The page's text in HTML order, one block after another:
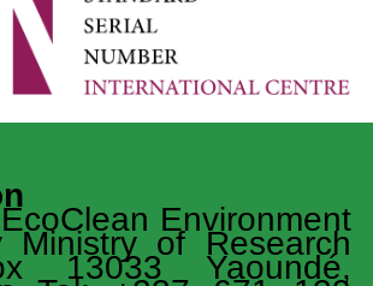
Environment
Ministry of Research
13033 Yaoundé,